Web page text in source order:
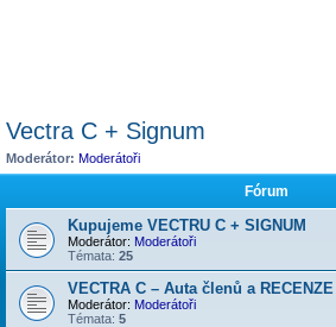
Vectra C + Signum
Moderátor: Moderátoři
Fórum
Kupujeme VECTRU C + SIGNUM
Moderátor: Moderátoři
Témata: 25
VECTRA C – Auta členů a RECENZE
Moderátor: Moderátoři
Témata: 5